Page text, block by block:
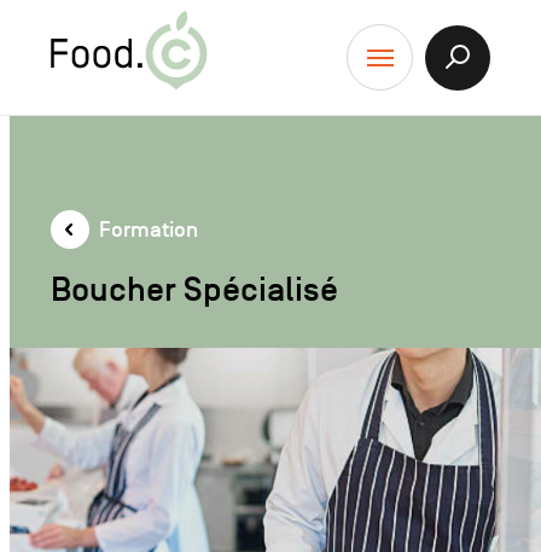
Menu
Afficher
Formation
Boucher Spécialisé